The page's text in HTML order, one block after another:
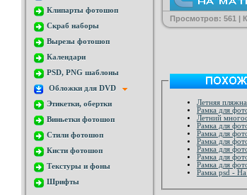
Клипарты фотошоп
Скраб наборы
Вырезы фотошоп
Календари
PSD, PNG шаблоны
Обложки для DVD
Этикетки, обертки
Виньетки фотошоп
Стили фотошоп
Кисти фотошоп
Текстуры и фоны
Шрифты
Просмотров: 561 |
Летняя
Рамка для
Летний
Рамка для
Рамка для
Рамка для
Рамка для
Рамка для
Рамка для
Рамка psd - На